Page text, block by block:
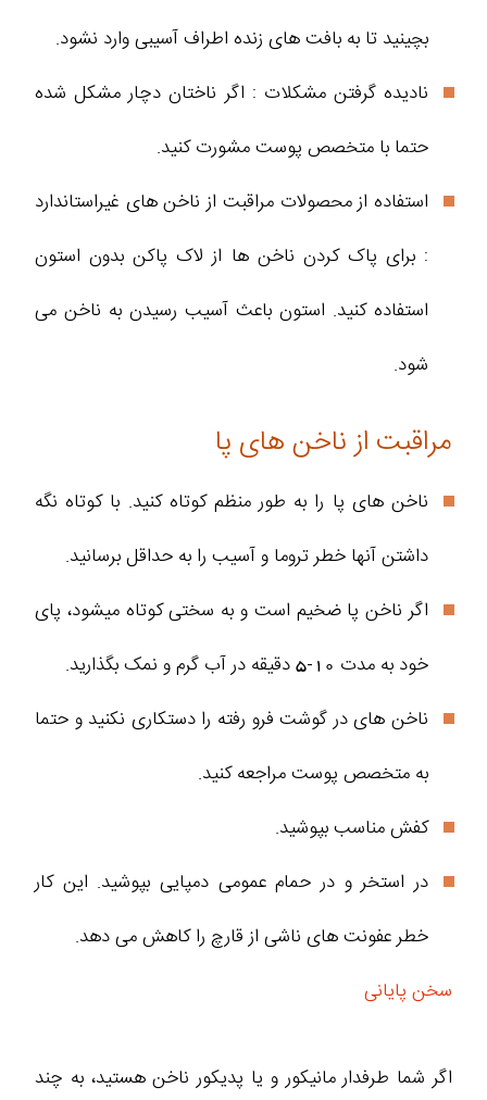
بچینید تا به بافت های زنده اطراف آسیبی وارد نشود.
نادیده گرفتن مشکلات : اگر ناختان دچار مشکل شده
حتما با متخصص پوست مشورت کنید.
استفاده از محصولات مراقبت از ناخن های غیراستاندارد
: برای پاک کردن ناخن ها از لاک پاکن بدون استون
استفاده کنید. استون باعث آسیب رسیدن به ناخن می
شود.
مراقبت از ناخن های پا
ناخن های پا را به طور منظم کوتاه کنید. با کوتاه نگه
داشتن آنها خطر تروما و آسیب را به حداقل برسانید.
اگر ناخن پا ضخیم است و به سختی کوتاه میشود، پای
خود به مدت 10-5 دقیقه در آب گرم و نمک بگذارید.
ناخن های در گوشت فرو رفته را دستکاری نکنید و حتما
به متخصص پوست مراجعه کنید.
کفش مناسب بپوشید.
در استخر و در حمام عمومی دمپایی بپوشید. این کار
خطر عفونت های ناشی از قارچ را کاهش می دهد.
سخن پایانی
اگر شما طرفدار مانیکور و یا پدیکور ناخن هستید، به چند